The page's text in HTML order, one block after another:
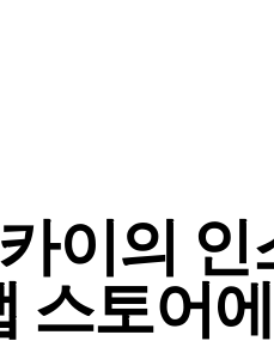
이의 인
스토어